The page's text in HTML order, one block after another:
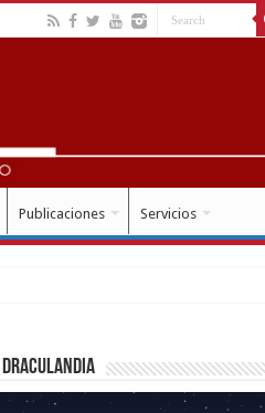
Publicaciones Servicios
Draculandia